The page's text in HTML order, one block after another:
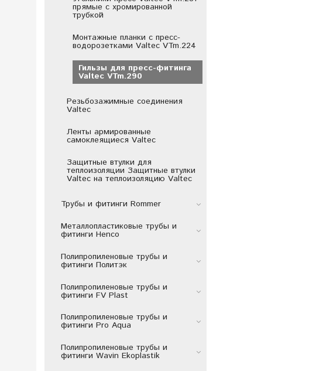
прямые с хромированной
трубкой
Монтажные планки с пресс-
водорозетками Valtec VTm.224
Гильзы для пресс-фитинга
Valtec VTm.290
Резьбозажимные соединения
Valtec
Ленты армированные
самоклеящиеся Valtec
Защитные втулки для
теплоизоляции Защитные втулки
Valtec на теплоизоляцию Valtec
Трубы и фитинги Rommer
Металлопластиковые трубы и
фитинги Henco
Полипропиленовые трубы и
фитинги Политэк
Полипропиленовые трубы и
фитинги FV Plast
Полипропиленовые трубы и
фитинги Pro Aqua
Полипропиленовые трубы и
фитинги Wavin Ekoplastik